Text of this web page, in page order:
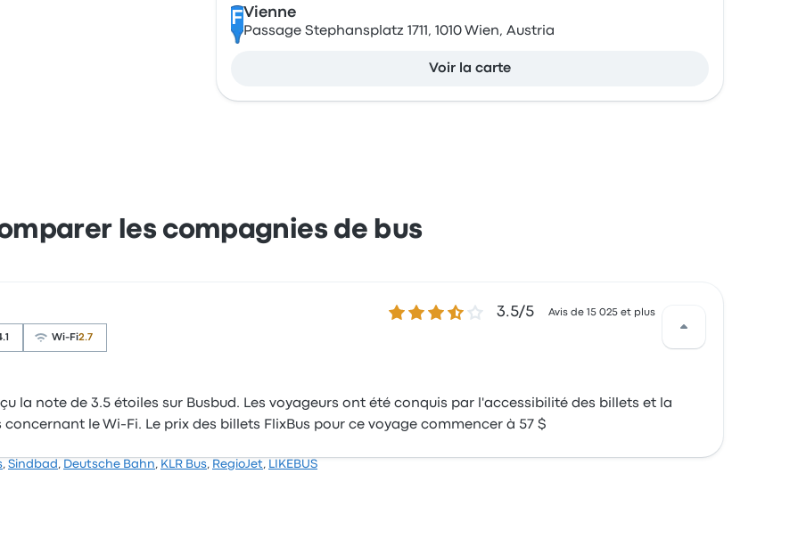
F Vienne
Passage Stephansplatz 1711, 1010 Wien, Austria
Voir la carte
les compagnies de bus
3.5 sur 5 étoiles 3.5/5 Avis de 15 025 et plus
Wi-Fi2.7
la note de 3.5 étoiles sur Busbud. Les voyageurs ont été conquis par l'accessibilité des billets et la
le Wi-Fi. Le prix des billets FlixBus pour ce voyage commencer à 57 $
, Sindbad , Deutsche Bahn, KLR Bus, RegioJet, LIKEBUS